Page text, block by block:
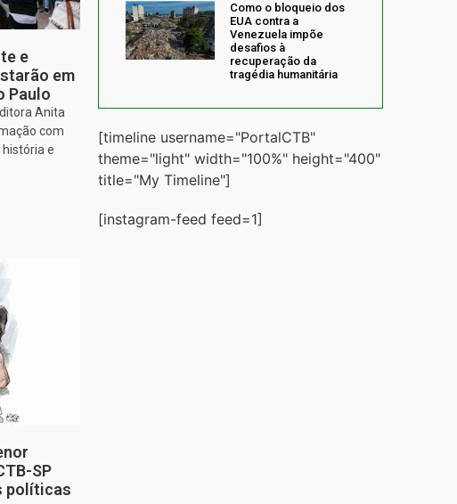
e
em
Paulo
Anita
com
e
SP
políticas
Como o bloqueio dos
EUA contra a
Venezuela impõe
desafios à
recuperação da
tragédia humanitária
[timeline username="PortalCTB"
theme="light" width="100%" height="400"
title="My Timeline"]
[instagram-feed feed=1]